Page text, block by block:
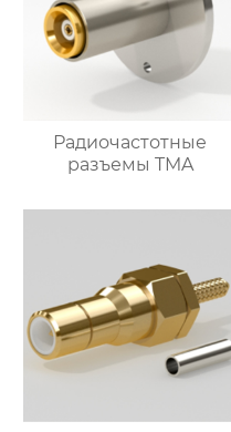
Радиочастотные
разъемы TMA